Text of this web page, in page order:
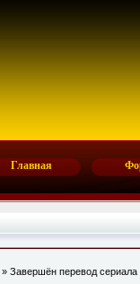
Главная
» Завершён перевод сериала